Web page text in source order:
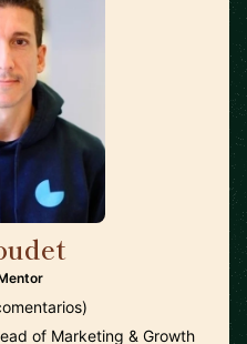
of Marketing & Growth